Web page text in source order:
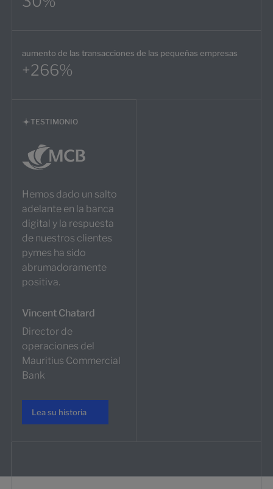
aumento de las transacciones de las pequeñas empresas
+266%
TESTIMONIO
Hemos dado un salto
adelante en la banca
digital y la respuesta
de nuestros clientes
pymes ha sido
abrumadoramente
positiva.
Vincent Chatard
Director de
operaciones del
Mauritius Commercial
Bank
Lea su historia